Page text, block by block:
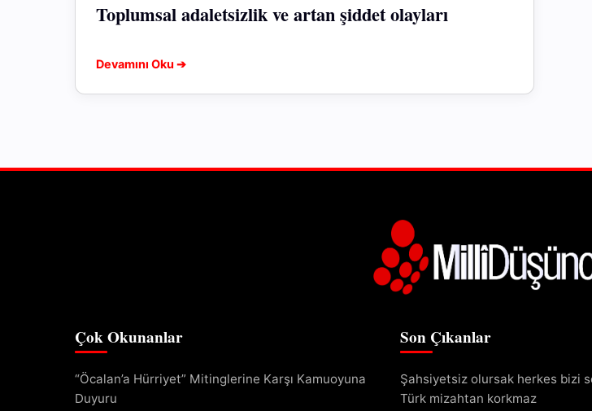
Toplumsal adaletsizlik ve artan şiddet olayları
Devamını Oku ➔
Çok Okunanlar
“Öcalan’a Hürriyet” Mitinglerine Karşı Kamuoyuna
Duyuru
Son Çıkanlar
Şahsiyetsiz olursak herkes bizi
Türk mizahtan korkmaz